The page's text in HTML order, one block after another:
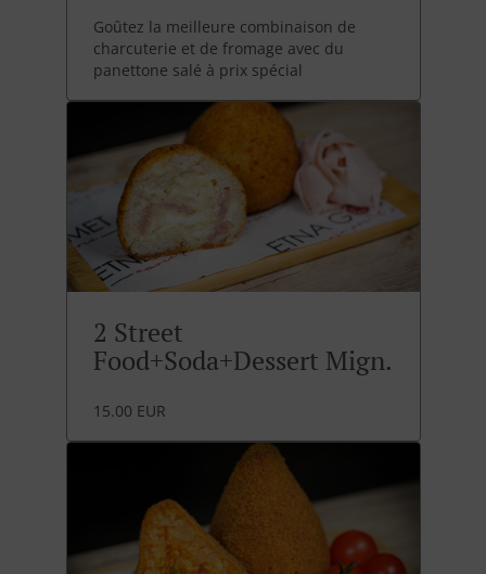
Goûtez la meilleure combinaison de
charcuterie et de fromage avec du
panettone salé à prix spécial
2 Street
Food+Soda+Dessert Mign.
15.00 EUR